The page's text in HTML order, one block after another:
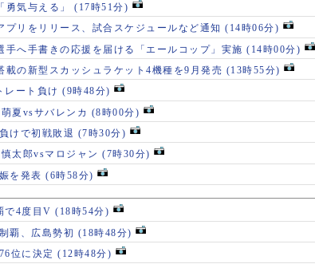
勇気与える」 (17時51分)
プリをリリース、試合スケジュールなど通知 (14時06分)
手へ手書きの応援を届ける「エールコップ」実施 (14時00分)
載の新型スカッシュラケット4機種を9月発売 (13時55分)
レート負け (9時48分)
夏vsサバレンカ (8時00分)
けで初戦敗退 (7時30分)
太郎vsマロジャン (7時30分)
を発表 (6時58分)
で4度目V (18時54分)
覇、広島勢初 (18時48分)
位に決定 (12時48分)